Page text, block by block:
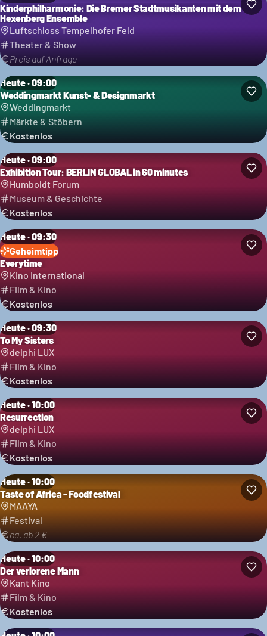
Kinderphilharmonie: Die Bremer Stadtmusikanten mit dem
Hexenberg Ensemble
Luftschloss Tempelhofer Feld
Theater & Show
Preis auf Anfrage
Heute · 09:00
Weddingmarkt Kunst- & Designmarkt
Weddingmarkt
Märkte & Stöbern
Kostenlos
Heute · 09:00
Exhibition Tour: BERLIN GLOBAL in 60 minutes
Humboldt Forum
Museum & Geschichte
Kostenlos
Heute · 09:30
Geheimtipp
Everytime
Kino International
Film & Kino
Kostenlos
Heute · 09:30
To My Sisters
delphi LUX
Film & Kino
Kostenlos
Heute · 10:00
Resurrection
delphi LUX
Film & Kino
Kostenlos
Heute · 10:00
Taste of Africa - Foodfestival
MAAYA
Festival
ca. ab 2 €
Kategorie: Festival
Heute · 10:00
Der verlorene Mann
Kant Kino
Film & Kino
Kostenlos